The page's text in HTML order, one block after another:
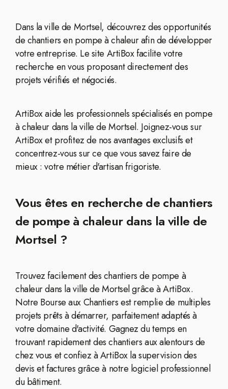
Dans la ville de Mortsel, découvrez des opportunités
de chantiers en pompe à chaleur afin de développer
votre entreprise. Le site ArtiBox facilite votre
recherche en vous proposant directement des
projets vérifiés et négociés.
ArtiBox aide les professionnels spécialisés en pompe
à chaleur dans la ville de Mortsel. Joignez-vous sur
ArtiBox et profitez de nos avantages exclusifs et
concentrez-vous sur ce que vous savez faire de
mieux : votre métier d'artisan frigoriste.
Vous êtes en recherche de chantiers
de pompe à chaleur dans la ville de
Mortsel ?
Trouvez facilement des chantiers de pompe à
chaleur dans la ville de Mortsel grâce à ArtiBox.
Notre Bourse aux Chantiers est remplie de multiples
projets prêts à démarrer, parfaitement adaptés à
votre domaine d'activité. Gagnez du temps en
trouvant rapidement des chantiers aux alentours de
chez vous et confiez à ArtiBox la supervision des
devis et factures grâce à notre logiciel professionnel
du bâtiment.